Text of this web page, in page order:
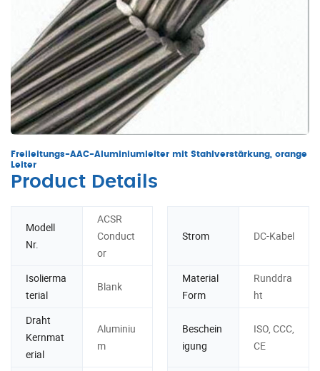
Freileitungs-AAC-Aluminiumleiter mit Stahlverstärkung, orange
Leiter
Product Details
Modell
Nr.
ACSR
Conduct
or
Strom DC-Kabel
Isolierma
terial
Blank
Material
Form
Runddra
ht
Draht
Kernmat
erial
Aluminiu
m
Beschein
igung
ISO, CCC,
CE